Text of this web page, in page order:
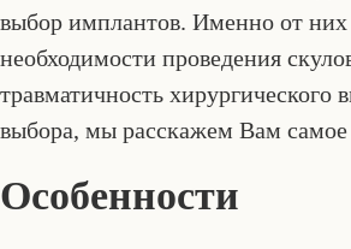
выбор имплантов. Именно от них
необходимости проведения
травматичность хирургического
выбора, мы расскажем Вам самое
Особенности